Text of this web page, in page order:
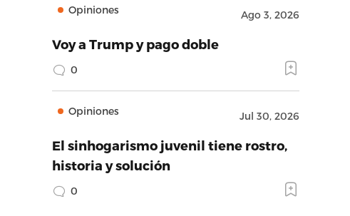
Opiniones Ago 3, 2026
Voy a Trump y pago doble
0
Opiniones Jul 30, 2026
El sinhogarismo juvenil tiene rostro,
historia y solución
0